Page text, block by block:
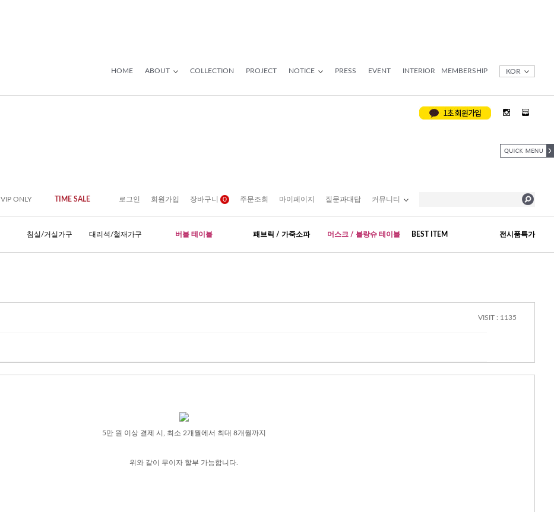
HOME ABOUT COLLECTION PROJECT NOTICE PRESS EVENT INTERIOR MEMBERSHIP KOR
VIP ONLY TIME SALE 로그인 회원가입 장바구니 0 주문조회 마이페이지 질문과대답 커뮤니티
침실/거실가구 대리석/철재가구 버블 테이블 패브릭 / 가죽소파 머스크 / 블랑슈 테이블 BEST ITEM 전시품특가
VISIT : 1135
5만 원 이상 결제 시, 최소 2개월에서 최대 8개월까지
위와 같이 무이자 할부 가능합니다.